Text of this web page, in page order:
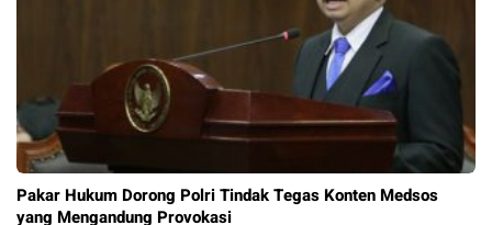
Pakar Hukum Dorong Polri Tindak Tegas Konten Medsos
yang Mengandung Provokasi